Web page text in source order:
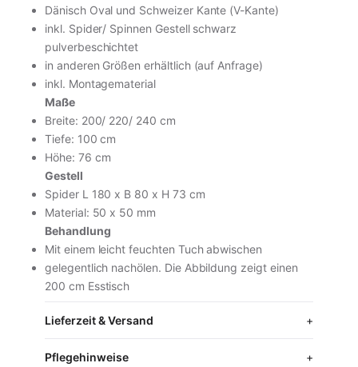
Dänisch Oval und Schweizer Kante (V-Kante)
inkl. Spider/ Spinnen Gestell schwarz
pulverbeschichtet
in anderen Größen erhältlich (auf Anfrage)
inkl. Montagematerial
Maße
Breite: 200/ 220/ 240 cm
Tiefe: 100 cm
Höhe: 76 cm
Gestell
Spider L 180 x B 80 x H 73 cm
Material: 50 x 50 mm
Behandlung
Mit einem leicht feuchten Tuch abwischen
gelegentlich nachölen. Die Abbildung zeigt einen
200 cm Esstisch
Lieferzeit & Versand
Pflegehinweise
In den Warenkorb